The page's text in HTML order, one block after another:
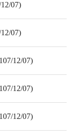
07)
07)
12/07)
12/07)
12/07)